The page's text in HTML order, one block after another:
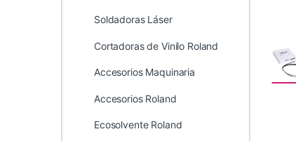
Soldadoras Láser
Cortadoras de Vinilo Roland
Accesorios Maquinaria
Accesorios Roland
Ecosolvente Roland